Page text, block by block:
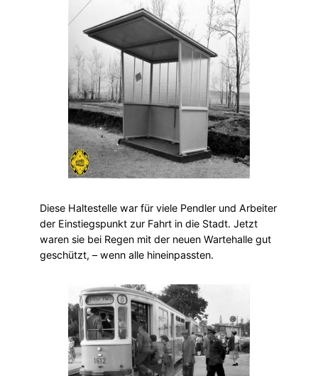
Diese Haltestelle war für viele Pendler und Arbeiter
der Einstiegspunkt zur Fahrt in die Stadt. Jetzt
waren sie bei Regen mit der neuen Wartehalle gut
geschützt, – wenn alle hineinpassten.